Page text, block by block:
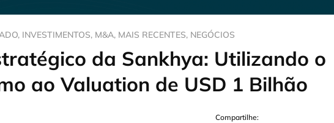
, INVESTIMENTOS, M&A, MAIS RECENTES, NEGÓCIOS
da Sankhya: Utilizando o
ao Valuation de USD 1 Bilhão
Compartilhe: